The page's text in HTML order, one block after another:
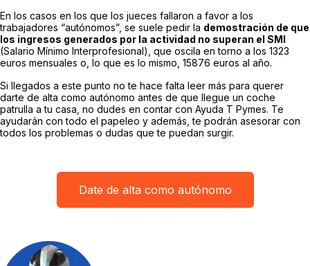
En los casos en los que los jueces fallaron a favor a los
trabajadores “autónomos”, se suele pedir la demostración de que
los ingresos generados por la actividad no superan el SMI
(Salario Mínimo Interprofesional), que oscila en torno a los 1323
euros mensuales o, lo que es lo mismo, 15876 euros al año.
Si llegados a este punto no te hace falta leer más para querer
darte de alta como autónomo antes de que llegue un coche
patrulla a tu casa, no dudes en contar con Ayuda T Pymes. Te
ayudarán con todo el papeleo y además, te podrán asesorar con
todos los problemas o dudas que te puedan surgir.
Date de alta como autónomo